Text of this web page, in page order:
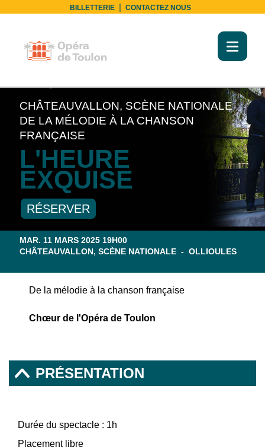
BILLETTERIE CONTACTEZ NOUS
CHÂTEAUVALLON, SCÈNE NATIONALE
DE LA MÉLODIE À LA CHANSON
FRANÇAISE
L'HEURE
EXQUISE
RÉSERVER
MAR. 11 MARS 2025 19H00
CHÂTEAUVALLON, SCÈNE NATIONALE - OLLIOULES
De la mélodie à la chanson française
Chœur de l'Opéra de Toulon
PRÉSENTATION
Durée du spectacle : 1h
Placement libre